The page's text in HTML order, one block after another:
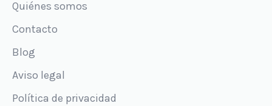
Quiénes somos
Contacto
Blog
Aviso legal
Política de privacidad